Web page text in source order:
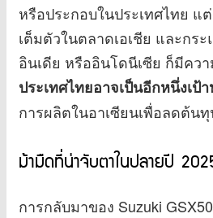
หรือประกอบในประเทศไทย แ
เต็มตัวในตลาดเอเชีย และกร
อินเดีย หรืออินโดนีเซีย ก็มีคว
ประเทศไทยอาจเป็นอีกหนึ่งเป้
การผลิตในอาเซียนเพื่อลดต้น
ม้ามืดที่น่าจับตาในปลายปี
การกลับมาของ Suzuki